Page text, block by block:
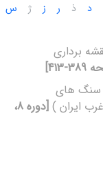
د ذ ر ز ژ س
برداری
سنگ های
ایران )
[دوره 8،